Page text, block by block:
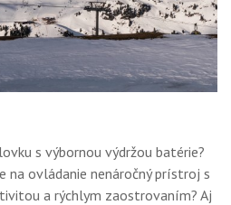
s výbornou výdržou batérie?
na ovládanie nenáročný prístroj s
a rýchlym zaostrovaním? Aj